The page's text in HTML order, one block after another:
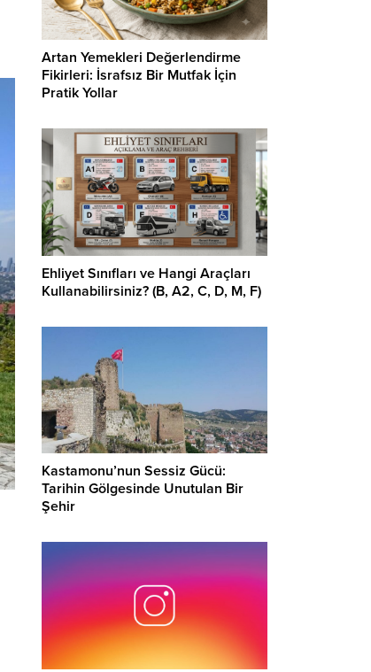
Artan Yemekleri Değerlendirme
Fikirleri: İsrafsız Bir Mutfak İçin
Pratik Yollar
Ehliyet Sınıfları ve Hangi Araçları
Kullanabilirsiniz? (B, A2, C, D, M, F)
Kastamonu’nun Sessiz Gücü:
Tarihin Gölgesinde Unutulan Bir
Şehir